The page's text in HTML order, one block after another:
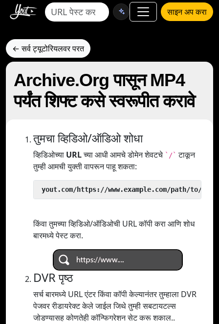
साइन अप करा
← सर्व ट्यूटोरियलवर परत
Archive.Org पासून MP4
पर्यंत शिफ्ट कसे स्वरूपीत करावे
तुमचा व्हिडिओ/ऑडिओ शोधा
व्हिडिओच्या URLच्या आधी आमचे डोमेन शेवटचे `/` टाकून
तुम्ही आमची युक्ती वापरून पाहू शकता:
yout.com/https://www.example.com/path/to/
किंवा तुमच्या व्हिडिओ/ऑडिओची URL कॉपी करा आणि शोध
बारमध्ये पेस्ट करा.
DVR पृष्ठ
सर्च बारमध्ये URL एंटर किंवा कॉपी केल्यानंतर तुम्हाला DVR
पेजवर रीडायरेक्ट केले जाईल जिथे तुम्ही सबटायटल्स
जोडण्यासह कोणतेही कॉन्फिगरेशन सेट करू शकाल..